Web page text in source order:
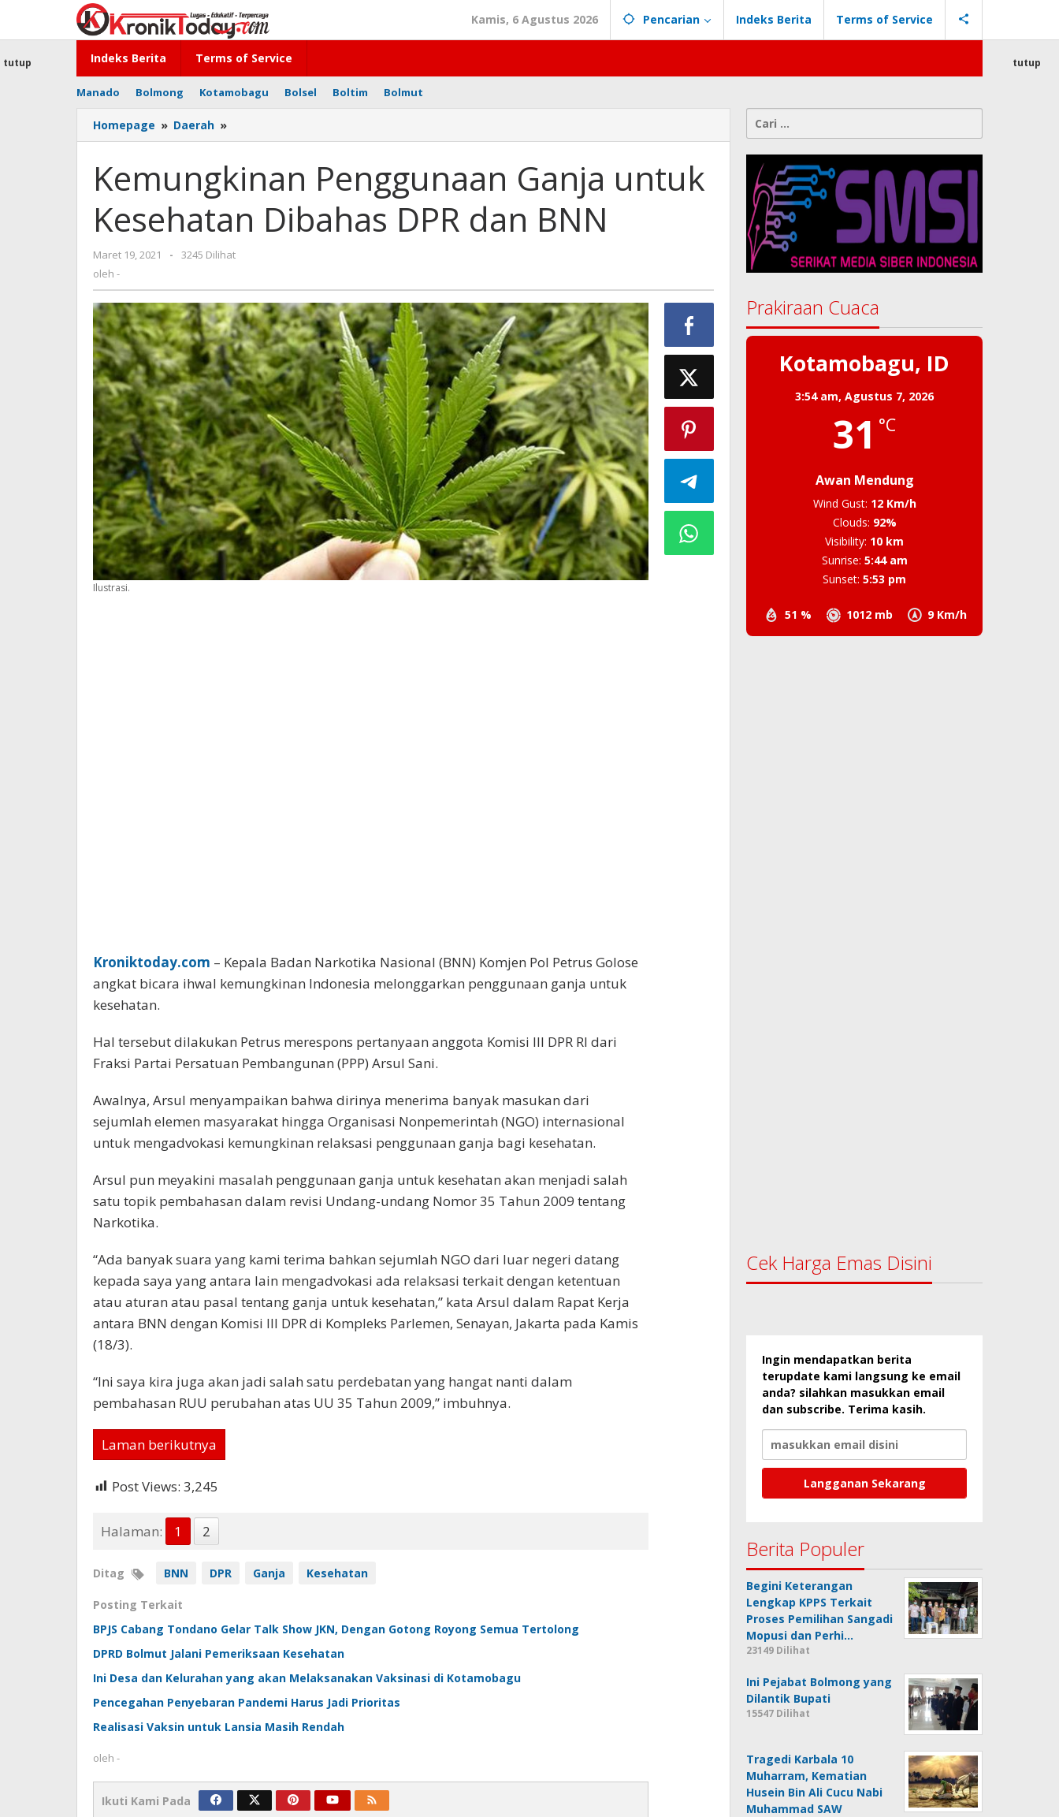
konten
Kamis, 6 Agustus 2026 Pencarian Indeks Berita Terms of Service
Indeks Berita Terms of Service
Manado Bolmong Kotamobagu Bolsel Boltim Bolmut
tutup tutup
Homepage » Daerah »
Penggunaan
untuk
Kesehatan
Dibahas
DPR
BNN
Kemungkinan Penggunaan Ganja untuk
Kesehatan Dibahas DPR dan BNN
Maret 19, 2021
oleh
-
3245 Dilihat
oleh -
Ilustrasi.
Kroniktoday.com – Kepala Badan Narkotika Nasional (BNN) Komjen Pol Petrus Golose
angkat bicara ihwal kemungkinan Indonesia melonggarkan penggunaan ganja untuk
kesehatan.
Hal tersebut dilakukan Petrus merespons pertanyaan anggota Komisi III DPR RI dari
Fraksi Partai Persatuan Pembangunan (PPP) Arsul Sani.
Awalnya, Arsul menyampaikan bahwa dirinya menerima banyak masukan dari
sejumlah elemen masyarakat hingga Organisasi Nonpemerintah (NGO) internasional
untuk mengadvokasi kemungkinan relaksasi penggunaan ganja bagi kesehatan.
Arsul pun meyakini masalah penggunaan ganja untuk kesehatan akan menjadi salah
satu topik pembahasan dalam revisi Undang-undang Nomor 35 Tahun 2009 tentang
Narkotika.
“Ada banyak suara yang kami terima bahkan sejumlah NGO dari luar negeri datang
kepada saya yang antara lain mengadvokasi ada relaksasi terkait dengan ketentuan
atau aturan atau pasal tentang ganja untuk kesehatan,” kata Arsul dalam Rapat Kerja
antara BNN dengan Komisi III DPR di Kompleks Parlemen, Senayan, Jakarta pada Kamis
(18/3).
“Ini saya kira juga akan jadi salah satu perdebatan yang hangat nanti dalam
pembahasan RUU perubahan atas UU 35 Tahun 2009,” imbuhnya.
Laman berikutnya
Post Views: 3,245
Halaman: 1 2
Ditag BNN DPR Ganja Kesehatan
Posting Terkait
BPJS Cabang Tondano Gelar Talk Show JKN, Dengan Gotong Royong Semua Tertolong
DPRD Bolmut Jalani Pemeriksaan Kesehatan
Ini Desa dan Kelurahan yang akan Melaksanakan Vaksinasi di Kotamobagu
Pencegahan Penyebaran Pandemi Harus Jadi Prioritas
Realisasi Vaksin untuk Lansia Masih Rendah
oleh -
Ikuti Kami Pada
Cari
untuk:
Prakiraan Cuaca
Kotamobagu, ID
3:54 am,Agustus 7, 2026
31 °C
Awan Mendung
51 % 1012 mb 9 Km/h
Wind Gust: 12 Km/h
Clouds: 92%
Visibility: 10 km
Sunrise: 5:44 am
Sunset: 5:53 pm
Cek Harga Emas Disini
Ingin mendapatkan berita
terupdate kami langsung ke email
anda? silahkan masukkan email
dan subscribe. Terima kasih.
Berita Populer
Begini Keterangan
Lengkap KPPS Terkait
Proses Pemilihan Sangadi
Mopusi dan Perhi…
23149 Dilihat
Ini Pejabat Bolmong yang
Dilantik Bupati
15547 Dilihat
Tragedi Karbala 10
Muharram, Kematian
Husein Bin Ali Cucu Nabi
Muhammad SAW